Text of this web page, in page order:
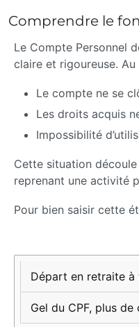
Comprendre le
Le Compte Personnel
claire et rigoureuse.
Le compte ne se
Les droits acquis
Impossibilité
Cette situation
reprenant une activité
Pour bien saisir cette
Événement
Conséquence
sur le CPF
Départ en retraite à
Gel du CPF, plus